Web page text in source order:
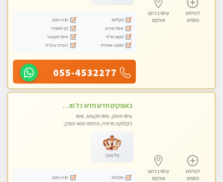
לפרטים
נוספים
עיסוי בדרום
אופקים
מקלחת
חניה חינם
עיסוי מרגיע
נקי ומסודר
מקום פרטי
עיסוי מקצועי
תמונה אמיתית
דוברת עיברית
055-4532277
לפרטים
נוספים
עיסוי בדרום
אופקים
באופקים חדש חדש כל סוגי העיסויים מעסה מקצועית ואיכותית פרטי!!!
עיסוי מפנק, עיסוי מקצועי, עיסוי
בקלניקה פרטית, מתחמי ספא מפנק,
פלטינה
מקלחת
חניה חינם